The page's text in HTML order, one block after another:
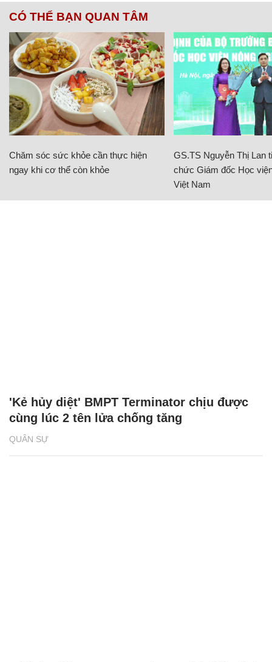
CÓ THỂ BẠN QUAN TÂM
Chăm sóc sức khỏe cần thực hiện
ngay khi cơ thể còn khỏe
GS.TS Nguyễn Thị Lan
chức Giám đốc Học
Việt Nam
QUÂN SỰ
'Kẻ hủy diệt' BMPT Terminator chịu được
cùng lúc 2 tên lửa chống tăng